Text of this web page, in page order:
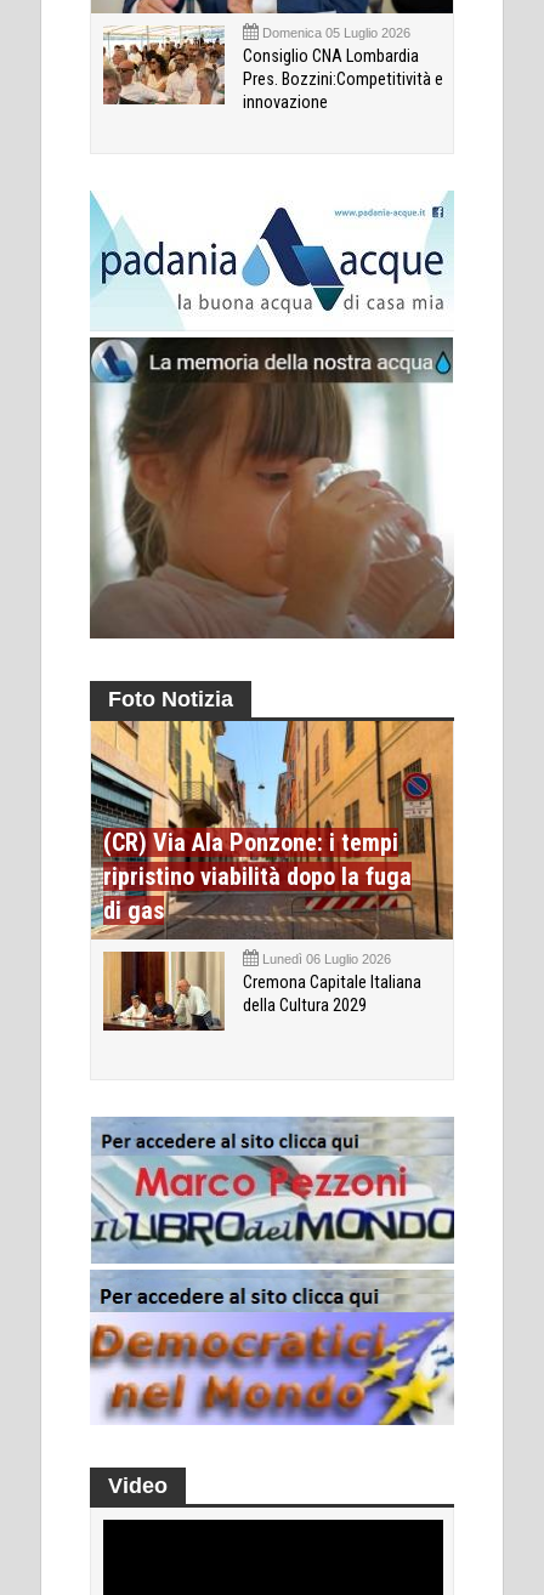
Domenica 05 Luglio 2026
Consiglio CNA Lombardia
Pres. Bozzini:Competitività e
innovazione
Foto Notizia
(CR) Via Ala Ponzone: i tempi
ripristino viabilità dopo la fuga
di gas
Lunedì 06 Luglio 2026
Cremona Capitale Italiana
della Cultura 2029
Video